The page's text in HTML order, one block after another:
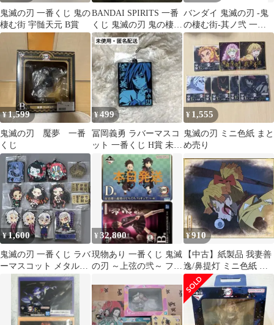
鬼滅の刃 一番くじ 鬼の
棲む街 宇髄天元 B賞
BANDAI SPIRITS 一番
くじ 鬼滅の刃 鬼の棲む
街 其ノ弐 A賞 宇髄天元
フィギュア
バンダイ 鬼滅の刃 -鬼
の棲む街-其ノ弐 一番
くじ D賞 妓夫太郎 フィ
ギュア
¥1,599
鬼滅の刃 魘夢 一番
くじ
¥499
冨岡義勇 ラバーマスコ
ット 一番くじ H賞 未使
用・匿名配送
¥ 1,555
鬼滅の刃 ミニ色紙 まと
め売り
¥1,600
鬼滅の刃 一番くじ ラバ
ーマスコット メタルチ
ャーム他13点セット
¥32,800
現物あり 一番くじ 鬼滅
の刃 ～上弦の弐～ フィ
¥910
【中古】紙製品 我妻善
逸/鼻提灯 ミニ色紙 色
コレ 「一番くじ 鬼滅の
刃 ～鬼の棲む街～ 其ノ
弐」 I賞